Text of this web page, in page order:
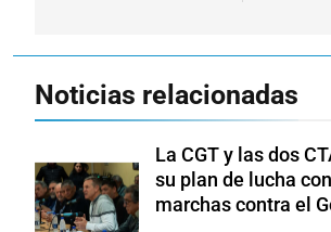
Noticias relacionadas
La CGT y las dos
su plan de lucha
marchas contra el